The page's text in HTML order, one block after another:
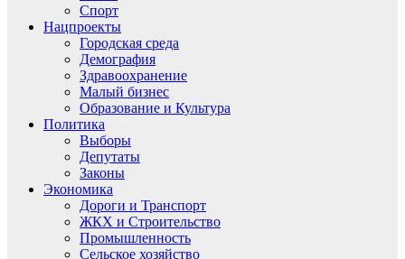
Спорт
Нацпроекты
Городская среда
Демография
Здравоохранение
Малый бизнес
Образование и Культура
Политика
Выборы
Депутаты
Законы
Экономика
Дороги и Транспорт
ЖКХ и Строительство
Промышленность
Сельское хозяйство